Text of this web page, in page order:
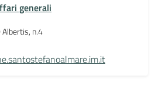
generali
Albertis, n.4